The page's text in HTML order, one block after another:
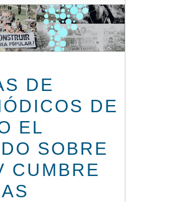
DE
DE
EL
SOBRE
CUMBRE